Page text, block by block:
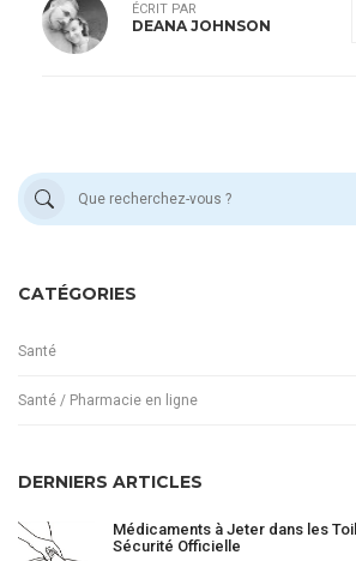
ÉCRIT PAR
DEANA JOHNSON
CATÉGORIES
Santé
Santé / Pharmacie en ligne
DERNIERS ARTICLES
Médicaments à Jeter dans les
Sécurité Officielle